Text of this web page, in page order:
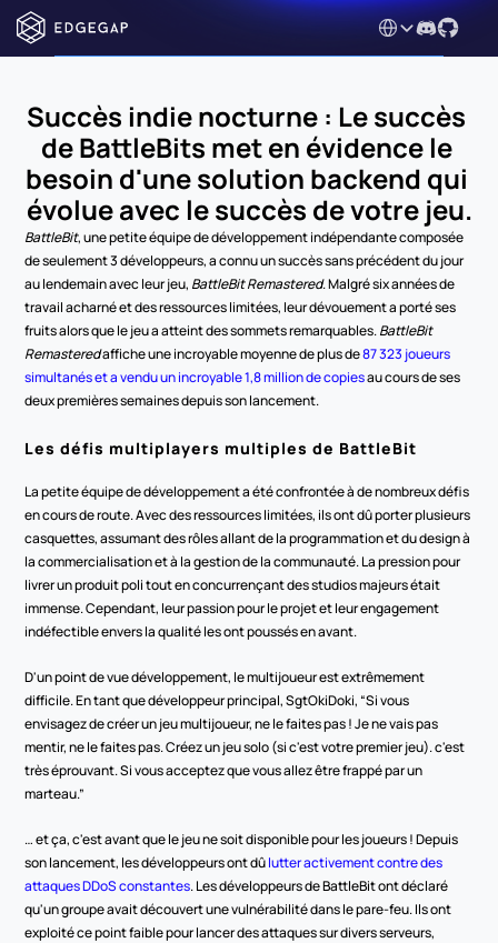
Select Language
Succès indie nocturne : Le succès
de BattleBits met en évidence le
besoin d'une solution backend qui
évolue avec le succès de votre jeu.
BattleBit, une petite équipe de développement indépendante composée
de seulement 3 développeurs, a connu un succès sans précédent du jour
au lendemain avec leur jeu, BattleBit Remastered. Malgré six années de
travail acharné et des ressources limitées, leur dévouement a porté ses
fruits alors que le jeu a atteint des sommets remarquables. BattleBit
Remastered affiche une incroyable moyenne de plus de 87 323 joueurs
simultanés et a vendu un incroyable 1,8 million de copies au cours de ses
deux premières semaines depuis son lancement.
Les défis multiplayers multiples de BattleBit
La petite équipe de développement a été confrontée à de nombreux défis
en cours de route. Avec des ressources limitées, ils ont dû porter plusieurs
casquettes, assumant des rôles allant de la programmation et du design à
la commercialisation et à la gestion de la communauté. La pression pour
livrer un produit poli tout en concurrençant des studios majeurs était
immense. Cependant, leur passion pour le projet et leur engagement
indéfectible envers la qualité les ont poussés en avant.
D'un point de vue développement, le multijoueur est extrêmement
difficile. En tant que développeur principal, SgtOkiDoki, “Si vous
envisagez de créer un jeu multijoueur, ne le faites pas ! Je ne vais pas
mentir, ne le faites pas. Créez un jeu solo (si c'est votre premier jeu). c'est
très éprouvant. Si vous acceptez que vous allez être frappé par un
marteau.”
… et ça, c'est avant que le jeu ne soit disponible pour les joueurs ! Depuis
son lancement, les développeurs ont dû lutter activement contre des
attaques DDoS constantes. Les développeurs de BattleBit ont déclaré
qu'un groupe avait découvert une vulnérabilité dans le pare-feu. Ils ont
exploité ce point faible pour lancer des attaques sur divers serveurs,